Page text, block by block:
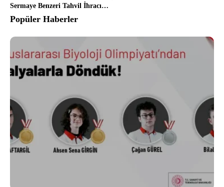
Sermaye Benzeri Tahvil İhracı
Gerçekleştirdi
Popüler Haberler